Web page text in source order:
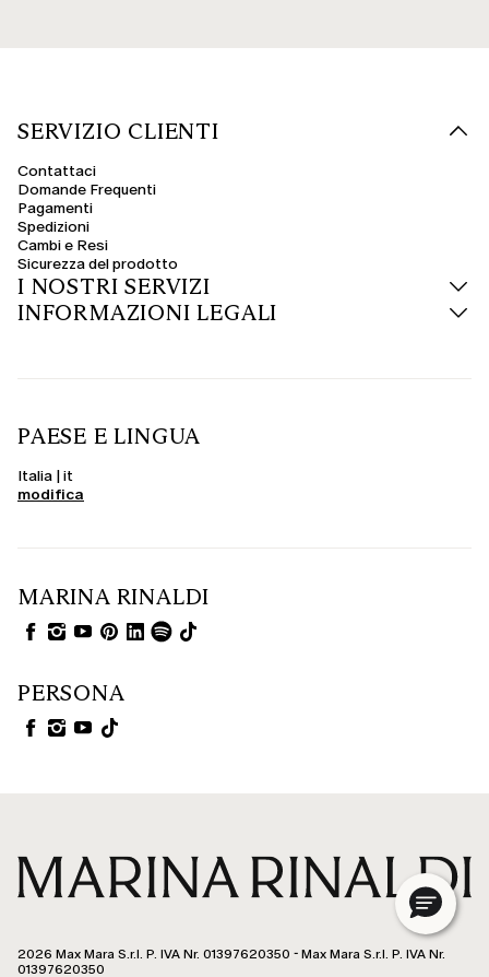
SERVIZIO CLIENTI
Contattaci
Domande Frequenti
Pagamenti
Spedizioni
Cambi e Resi
Sicurezza del prodotto
I NOSTRI SERVIZI
INFORMAZIONI LEGALI
PAESE E LINGUA
Italia | it
modifica
MARINA RINALDI
PERSONA
2026 Max Mara S.r.l. P. IVA Nr. 01397620350 - Max Mara S.r.l. P. IVA Nr.
01397620350